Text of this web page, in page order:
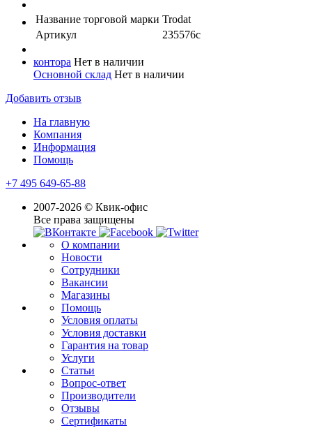
Название торговой марки Trodat
Артикул
235576с
контора Нет в наличии
Основной склад Нет в наличии
Добавить отзыв
На главную
Компания
Информация
Помощь
+7 495 649-65-88
2007-2026 © Квик-офис
Все права защищены
О компании
Новости
Сотрудники
Вакансии
Магазины
Помощь
Условия оплаты
Условия доставки
Гарантия на товар
Услуги
Статьи
Вопрос-ответ
Производители
Отзывы
Сертификаты